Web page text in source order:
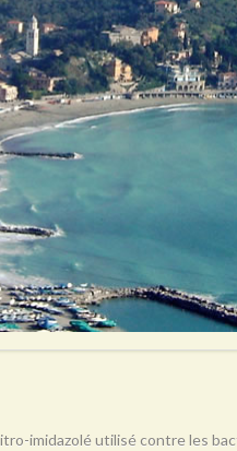
imidazolé utilisé contre les